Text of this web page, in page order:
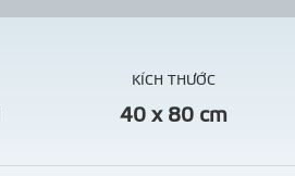
KÍCH THƯỚC
40 x 80 cm